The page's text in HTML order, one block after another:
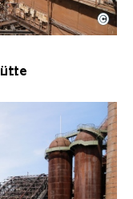
Hütte mit
Hütte | Karl
©